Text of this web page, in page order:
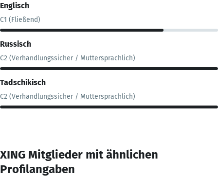
Englisch
C1 (Fließend)
Russisch
C2 (Verhandlungssicher / Muttersprachlich)
Tadschikisch
C2 (Verhandlungssicher / Muttersprachlich)
XING Mitglieder mit ähnlichen
Profilangaben